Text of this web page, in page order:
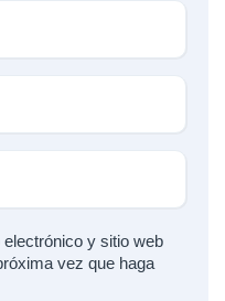
y sitio web
vez que haga